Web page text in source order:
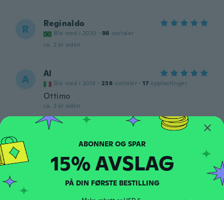
R Reginaldo
Ble med i 2020 · 98 omtaler
ca. 2 år siden
A Al
Ble med i 2018 · 238 omtaler · 17 opplastinger
Ottimo
ca. 2 år siden
M Ble med i 2020 109 omtaler
ca. 2 år siden
M Maria
15% AVSLAG
PÅ DIN FØRSTE BESTILLING